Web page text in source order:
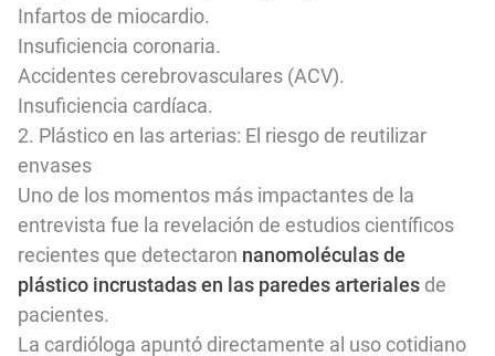
Infartos de miocardio.
Insuficiencia coronaria.
Accidentes cerebrovasculares (ACV).
Insuficiencia cardíaca.
2. Plástico en las arterias: El riesgo de reutilizar
envases
Uno de los momentos más impactantes de la
entrevista fue la revelación de estudios científicos
recientes que detectaron nanomoléculas de
plástico incrustadas en las paredes arteriales de
pacientes.
La cardióloga apuntó directamente al uso cotidiano